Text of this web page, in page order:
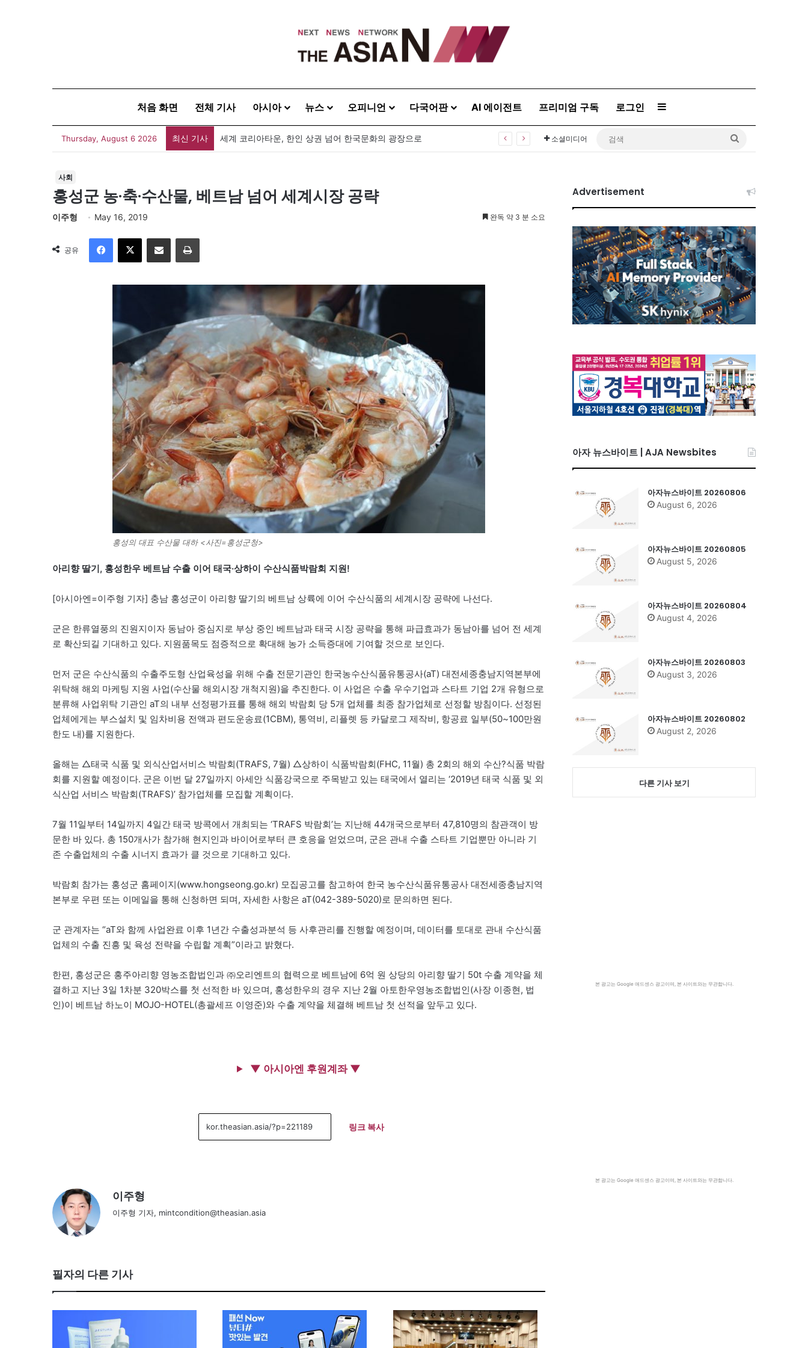
처음 화면 전체 기사 아시아 뉴스 오피니언 다국어판 AI 에이전트 프리미엄 구독 로그인 Sidebar
Thursday, August 6 2026 최신 기사 세계 코리아타운, 한인 상권 넘어 한국문화의 광장으로 소셜미디어
사회
홍성군 농·축·수산물, 베트남 넘어 세계시장 공략
이주형 May 16, 2019 완독 약 3 분 소요
공유
이메일
홍성의 대표 수산물 대하 <사진=홍성군청>
아리향 딸기, 홍성한우 베트남 수출 이어 태국·상하이 수산식품박람회 지원!
[아시아엔=이주형 기자] 충남 홍성군이 아리향 딸기의 베트남 상륙에 이어 수산식품의 세계시장 공략에 나선다.
군은 한류열풍의 진원지이자 동남아 중심지로 부상 중인 베트남과 태국 시장 공략을 통해 파급효과가 동남아를 넘어 전 세계
로 확산되길 기대하고 있다. 지원품목도 점증적으로 확대해 농가 소득증대에 기여할 것으로 보인다.
먼저 군은 수산식품의 수출주도형 산업육성을 위해 수출 전문기관인 한국농수산식품유통공사(aT) 대전세종충남지역본부에
위탁해 해외 마케팅 지원 사업(수산물 해외시장 개척지원)을 추진한다. 이 사업은 수출 우수기업과 스타트 기업 2개 유형으로
분류해 사업위탁 기관인 aT의 내부 선정평가표를 통해 해외 박람회 당 5개 업체를 최종 참가업체로 선정할 방침이다. 선정된
업체에게는 부스설치 및 임차비용 전액과 편도운송료(1CBM), 통역비, 리플렛 등 카달로그 제작비, 항공료 일부(50~100만원
한도 내)를 지원한다.
올해는 △태국 식품 및 외식산업서비스 박람회(TRAFS, 7월) △상하이 식품박람회(FHC, 11월) 총 2회의 해외 수산?식품 박람
회를 지원할 예정이다. 군은 이번 달 27일까지 아세안 식품강국으로 주목받고 있는 태국에서 열리는 ‘2019년 태국 식품 및 외
식산업 서비스 박람회(TRAFS)’ 참가업체를 모집할 계획이다.
7월 11일부터 14일까지 4일간 태국 방콕에서 개최되는 ‘TRAFS 박람회’는 지난해 44개국으로부터 47,810명의 참관객이 방
문한 바 있다. 총 150개사가 참가해 현지인과 바이어로부터 큰 호응을 얻었으며, 군은 관내 수출 스타트 기업뿐만 아니라 기
존 수출업체의 수출 시너지 효과가 클 것으로 기대하고 있다.
박람회 참가는 홍성군 홈페이지(www.hongseong.go.kr) 모집공고를 참고하여 한국 농수산식품유통공사 대전세종충남지역
본부로 우편 또는 이메일을 통해 신청하면 되며, 자세한 사항은 aT(042-389-5020)로 문의하면 된다.
군 관계자는 “aT와 함께 사업완료 이후 1년간 수출성과분석 등 사후관리를 진행할 예정이며, 데이터를 토대로 관내 수산식품
업체의 수출 진흥 및 육성 전략을 수립할 계획”이라고 밝혔다.
한편, 홍성군은 홍주아리향 영농조합법인과 ㈜오리엔트의 협력으로 베트남에 6억 원 상당의 아리향 딸기 50t 수출 계약을 체
결하고 지난 3일 1차분 320박스를 첫 선적한 바 있으며, 홍성한우의 경우 지난 2월 아토한우영농조합법인(사장 이종현, 법
인)이 베트남 하노이 MOJO-HOTEL(총괄세프 이영준)와 수출 계약을 체결해 베트남 첫 선적을 앞두고 있다.
▼ 아시아엔 후원계좌 ▼
링크 복사
이주형
이주형 기자, mintcondition@theasian.asia
필자의 다른 기사
Advertisement
아자 뉴스바이트 | AJA Newsbites
아자뉴스바이트 20260806
August 6, 2026
아자뉴스바이트 20260805
August 5, 2026
아자뉴스바이트 20260804
August 4, 2026
아자뉴스바이트 20260803
August 3, 2026
아자뉴스바이트 20260802
August 2, 2026
다른 기사 보기
본 광고는 Google 애드센스 광고이며, 본 사이트와는 무관합니다.
본 광고는 Google 애드센스 광고이며, 본 사이트와는 무관합니다.